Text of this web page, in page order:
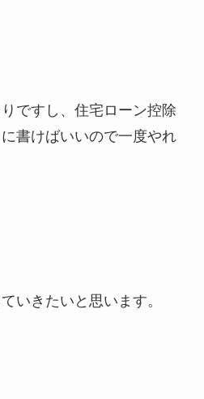
ですし、住宅ローン控除
書けばいいので一度やれ
いきたいと思います。